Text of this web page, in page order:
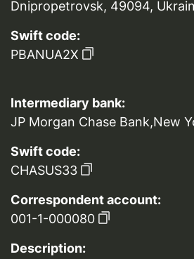
Dnipropetrovsk, 49094,
Swift code:
PBANUA2X
Intermediary bank:
JP Morgan Chase Bank,New
Swift code:
CHASUS33
Correspondent account:
001-1-000080
Description: